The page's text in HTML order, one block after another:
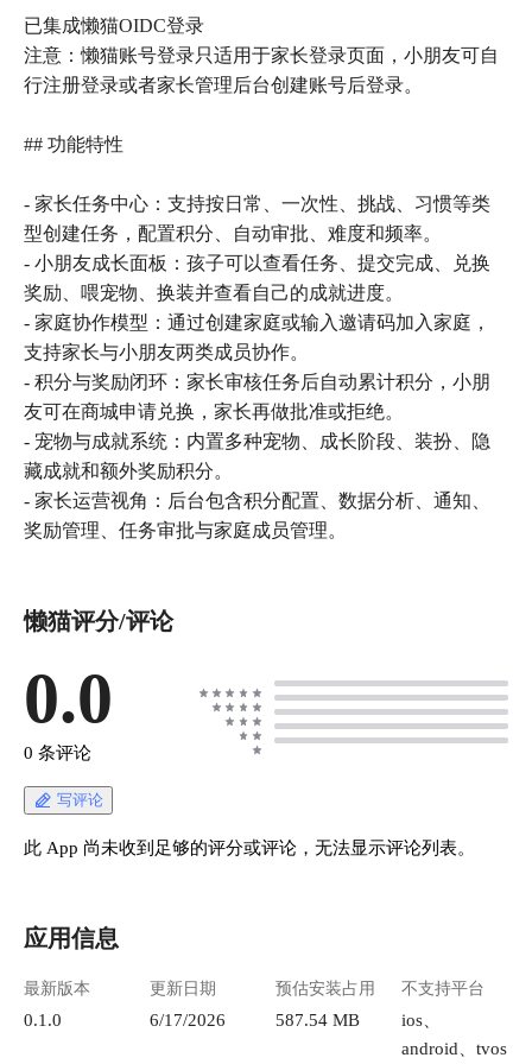
已集成懒猫OIDC登录
注意：懒猫账号登录只适用于家长登录页面，小朋友可自
行注册登录或者家长管理后台创建账号后登录。
## 功能特性
- 家长任务中心：支持按日常、一次性、挑战、习惯等类
型创建任务，配置积分、自动审批、难度和频率。
- 小朋友成长面板：孩子可以查看任务、提交完成、兑换
奖励、喂宠物、换装并查看自己的成就进度。
- 家庭协作模型：通过创建家庭或输入邀请码加入家庭，
支持家长与小朋友两类成员协作。
- 积分与奖励闭环：家长审核任务后自动累计积分，小朋
友可在商城申请兑换，家长再做批准或拒绝。
- 宠物与成就系统：内置多种宠物、成长阶段、装扮、隐
藏成就和额外奖励积分。
- 家长运营视角：后台包含积分配置、数据分析、通知、
奖励管理、任务审批与家庭成员管理。
懒猫评分/评论
0.0
0 条评论
写评论
此 App 尚未收到足够的评分或评论，无法显示评论列表。
应用信息
最新版本
0.1.0
更新日期
6/17/2026
预估安装占用
587.54 MB
不支持平台
ios、
android、tvos